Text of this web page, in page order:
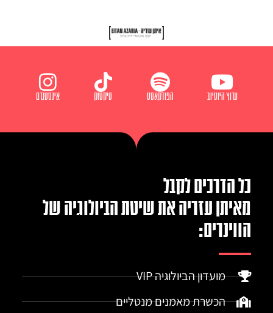
ערוץ היוטיוב הפודקאסט טיקטוק אינסטגרם
כל הדרכים לקבל
מאיתן עזריה את שיטת הביולוגיה של
הווינרים:
מועדון הביולוגיה VIP
הכשרת מאמנים מנטליים